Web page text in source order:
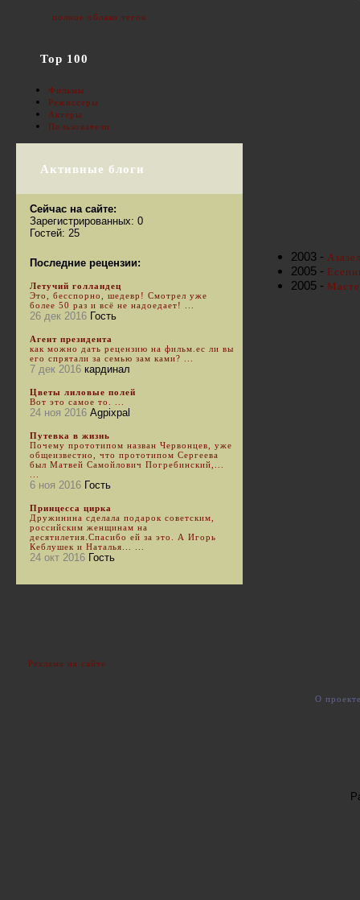
2003 -
2005 -
2005 -
полное облако тегов
Top 100
Фильмы
Режиссеры
Актеры
Пользователи
Активные блоги
Сейчас на сайте:
Зарегистрированных: 0
Гостей: 25
Последние рецензии:
Летучий голландец
Это, бесспорно, шедевр! Смотрел уже
более 50 раз и всё не надоедает! ...
26 дек 2016 Гость
Агент президента
как можно дать рецензию на фильм.ес ли вы
его спрятали за семью зам ками? ...
7 дек 2016 кардинал
Цветы лиловые полей
Вот это самое то. ...
24 ноя 2016 Agpixpal
Путевка в жизнь
Почему прототипом назван Червонцев, уже
общеизвестно, что прототипом Сергеева
был Матвей Самойлович Погребинский,...
6 ноя 2016 Гость
Принцесса цирка
Дружинина сделала подарок советским,
российским женщинам на
десятилетия.Спасибо ей за это. А Игорь
Кеблушек и Наталья... ...
24 окт 2016 Гость
Реклама на сайте
О